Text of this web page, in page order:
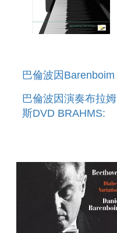
巴倫波因Barenboim
巴倫波因演奏布拉姆
斯DVD BRAHMS: